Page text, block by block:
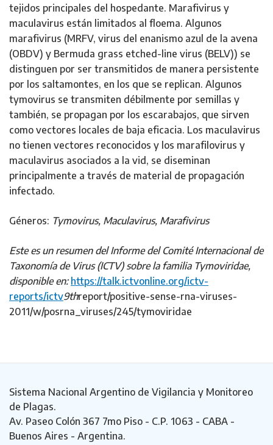
tejidos principales del hospedante. Marafivirus y
maculavirus están limitados al floema. Algunos
marafivirus (MRFV, virus del enanismo azul de la avena
(OBDV) y Bermuda grass etched-line virus (BELV)) se
distinguen por ser transmitidos de manera persistente
por los saltamontes, en los que se replican. Algunos
tymovirus se transmiten débilmente por semillas y
también, se propagan por los escarabajos, que sirven
como vectores locales de baja eficacia. Los maculavirus
no tienen vectores reconocidos y los marafilovirus y
maculavirus asociados a la vid, se diseminan
principalmente a través de material de propagación
infectado.
Géneros: Tymovirus, Maculavirus, Marafivirus
Este es un resumen del Informe del Comité Internacional de
Taxonomía de Virus (ICTV) sobre la familia Tymoviridae,
disponible en: https://talk.ictvonline.org/ictv-
reports/ictv9threport/positive-sense-rna-viruses-
2011/w/posrna_viruses/245/tymoviridae
Sistema Nacional Argentino de Vigilancia y Monitoreo
de Plagas.
Av. Paseo Colón 367 7mo Piso - C.P. 1063 - CABA -
Buenos Aires - Argentina.